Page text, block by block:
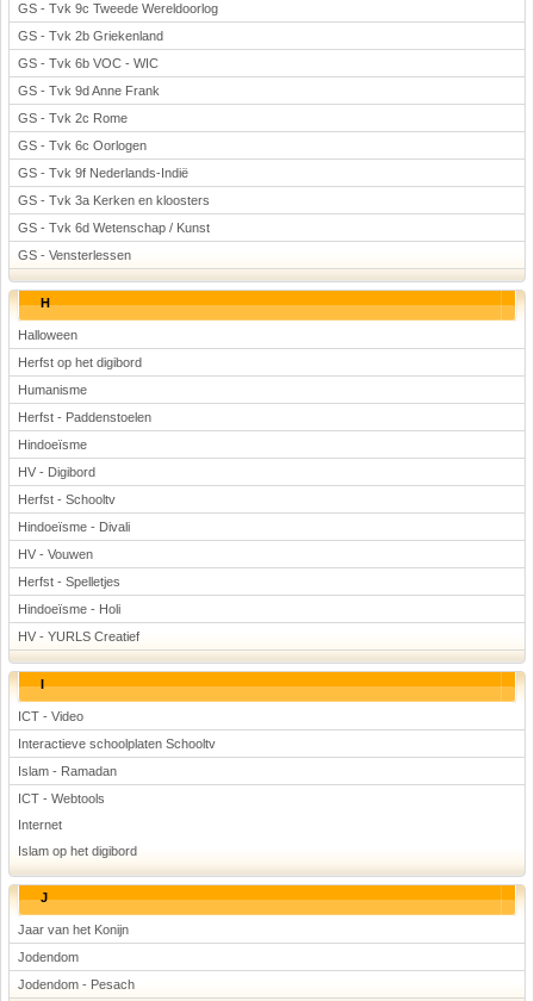
GS - Tvk 9c Tweede Wereldoorlog
GS - Tvk 2b Griekenland
GS - Tvk 6b VOC - WIC
GS - Tvk 9d Anne Frank
GS - Tvk 2c Rome
GS - Tvk 6c Oorlogen
GS - Tvk 9f Nederlands-Indië
GS - Tvk 3a Kerken en kloosters
GS - Tvk 6d Wetenschap / Kunst
GS - Vensterlessen
H
Halloween
Herfst op het digibord
Humanisme
Herfst - Paddenstoelen
Hindoeïsme
HV - Digibord
Herfst - Schooltv
Hindoeïsme - Divali
HV - Vouwen
Herfst - Spelletjes
Hindoeïsme - Holi
HV - YURLS Creatief
I
ICT - Video
Interactieve schoolplaten Schooltv
Islam - Ramadan
ICT - Webtools
Internet
Islam op het digibord
J
Jaar van het Konijn
Jodendom
Jodendom - Pesach